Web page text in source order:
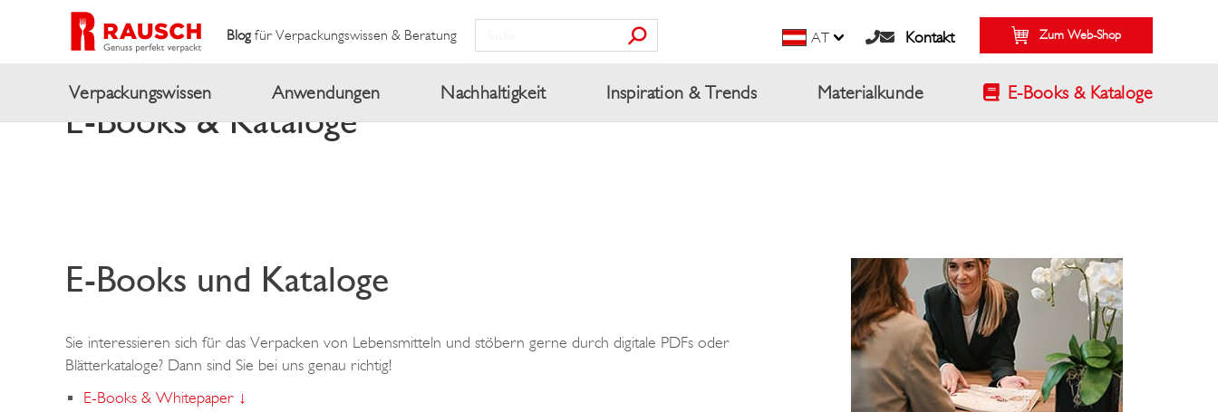
Blogfür Verpackungswissen & Beratung AT Kontakt Zum Web-Shop
Verpackungswissen Anwendungen Nachhaltigkeit Inspiration & Trends Materialkunde E-Books & Kataloge
E-Books & Kataloge
E-Books und Kataloge
Sie interessieren sich für das Verpacken von Lebensmitteln und stöbern gerne durch digitale PDFs oder
Blätterkataloge? Dann sind Sie bei uns genau richtig!
E-Books & Whitepaper ↓